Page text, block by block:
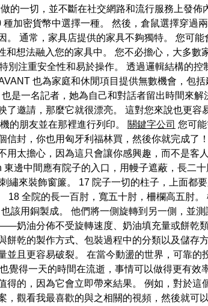
的一切，並不斷在社交網路和流行服務上發佈
加密貨幣中選擇一種。 然後，倉鼠選擇穿
通常，家具店提供的家具不夠獨特。 您可能
想法融入您的家具中。 您不必擔心，大多數
別注重安全性和易於操作。 透過邏輯結構的控
也為家庭和休閒項目提供無數機會，包
是一名記者，她為自己和對話者留出時間來解
邀請，那麼它就很漂亮。 這對您來說也更容
的朋友並在那裡進行列印。 關鍵字公司 您可
封，你也用匈牙利福林買，然後你就完成了
太擔心，因為這只會讓你感興趣，而不是客
邊中間應有院子的入口，用幔子遮蔽，長二
繡來裝飾窗簾。 17 院子一切的柱子，上面都
18 全院的長一百肘，寬五十肘，柵欄高五肘
用銅製成。 他們將一側旋轉到另一側，並測
奶油分佈不受旋轉速度、奶油填充量或餅乾
乾的製作方式、包裝過程中的分類以及儲存
且更容易破裂。 在當今動盪的世界，可靠的
覺得一天的時間在流逝，事情可以做得更有效
的，因為它會立即帶來結果。 例如，對於這
觀看我最喜歡的與之相關的視頻，然後就可